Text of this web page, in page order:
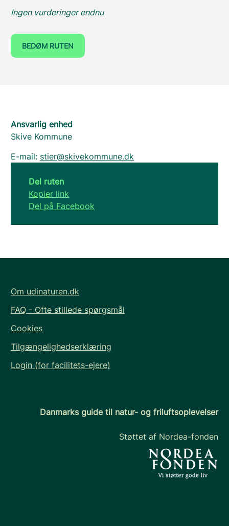
Ingen vurderinger endnu
BEDØM RUTEN
Ansvarlig enhed
Skive Kommune
E-mail: stier@skivekommune.dk
Del ruten
Kopier link
Del på Facebook
Om udinaturen.dk
FAQ - Ofte stillede spørgsmål
Cookies
Tilgængelighedserklæring
Login (for facilitets-ejere)
Danmarks guide til natur- og friluftsoplevelser
Støttet af Nordea-fonden